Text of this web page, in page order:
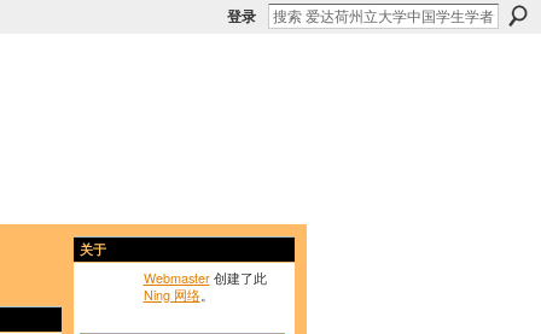
登录
关于
Webmaster创建了此
Ning 网络。